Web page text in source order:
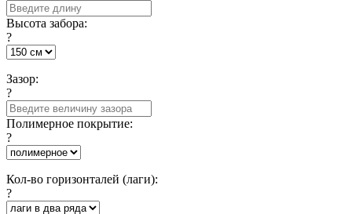
Высота забора:
?
Зазор:
?
Полимерное покрытие:
?
Кол-во горизонталей (лаги):
?